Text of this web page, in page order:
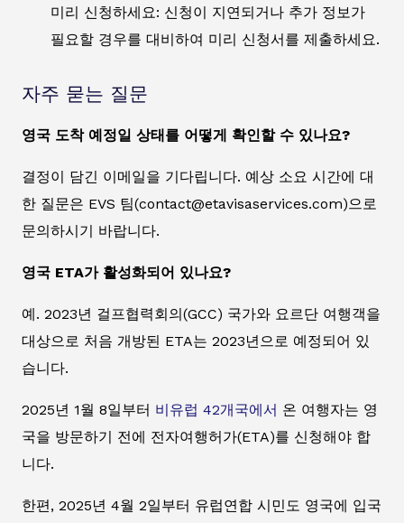
미리 신청하세요: 신청이 지연되거나 추가 정보가
필요할 경우를 대비하여 미리 신청서를 제출하세요.
자주 묻는 질문
영국 도착 예정일 상태를 어떻게 확인할 수 있나요?
결정이 담긴 이메일을 기다립니다. 예상 소요 시간에 대
한 질문은 EVS 팀(contact@etavisaservices.com)으로
문의하시기 바랍니다.
영국 ETA가 활성화되어 있나요?
예. 2023년 걸프협력회의(GCC) 국가와 요르단 여행객을
대상으로 처음 개방된 ETA는 2023년으로 예정되어 있
습니다.
2025년 1월 8일부터 비유럽 42개국에서 온 여행자는 영
국을 방문하기 전에 전자여행허가(ETA)를 신청해야 합
니다.
한편, 2025년 4월 2일부터 유럽연합 시민도 영국에 입국